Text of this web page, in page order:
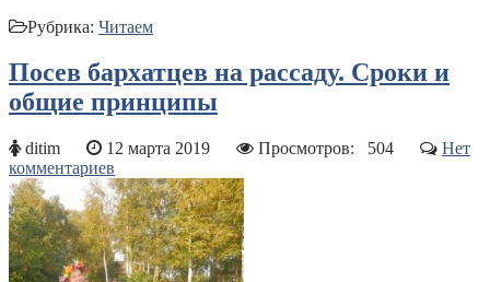
Рубрика: Читаем
Посев бархатцев на рассаду. Сроки и
общие принципы
ditim 12 марта 2019 Просмотров: 504
Нет
комментариев